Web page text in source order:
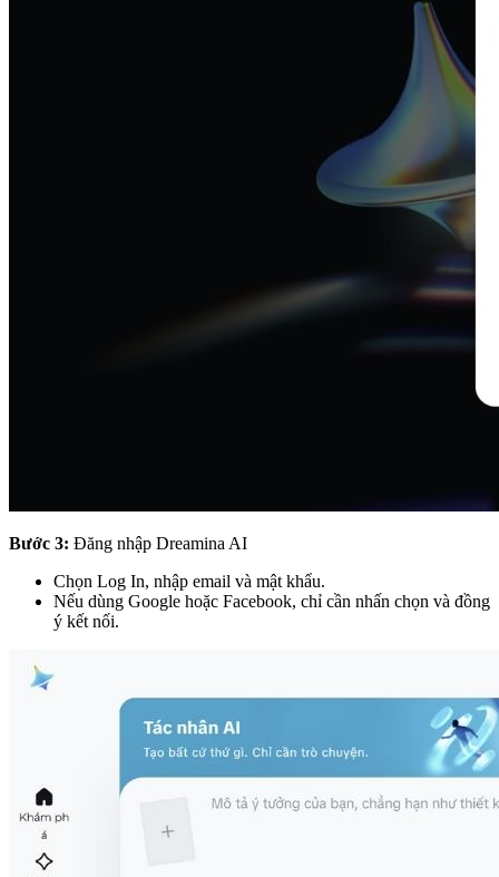
Bước 3: Đăng nhập Dreamina AI
Chọn Log In, nhập email và mật khẩu.
Nếu dùng Google hoặc Facebook, chỉ cần nhấn chọn và đồng
ý kết nối.